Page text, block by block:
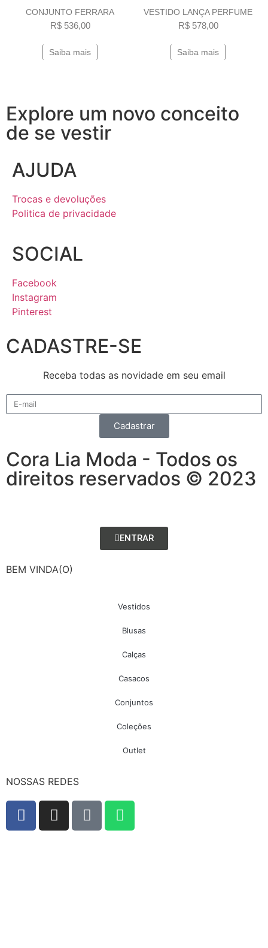
CONJUNTO FERRARA
R$536,00
Saiba mais
VESTIDO LANÇA PERFUME
R$578,00
Saiba mais
Explore um novo conceito
de se vestir
AJUDA
Trocas e devoluções
Politica de privacidade
SOCIAL
Facebook
Instagram
Pinterest
CADASTRE-SE
Receba todas as novidade em seu email
Cadastrar
Cora Lia Moda - Todos os
direitos reservados © 2023
ENTRAR
BEM VINDA(O)
Vestidos
Blusas
Calças
Casacos
Conjuntos
Coleções
Outlet
NOSSAS REDES